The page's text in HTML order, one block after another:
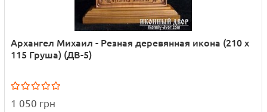
Архангел Михаил - Резная деревянная икона (210 х
115 Груша) (ДВ-5)
1 050 грн